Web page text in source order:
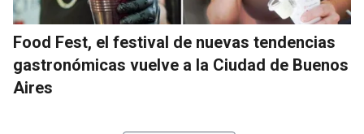
Food Fest, el festival de nuevas tendencias
gastronómicas vuelve a la Ciudad de Buenos
Aires